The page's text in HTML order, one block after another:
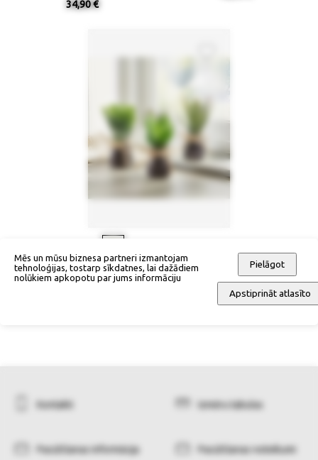
34,90 €
Mākslīgs augs glāzē (3-daļīgs
komplekts)
Kontakti Izmēru tabulas
Pasūtīšanas informācija Pasūtīšanas noteikumi
Mēs un mūsu biznesa partneri izmantojam
tehnoloģijas, tostarp sīkdatnes, lai dažādiem
nolūkiem apkopotu par jums informāciju
Pielāgot
Apstiprināt atlasīto